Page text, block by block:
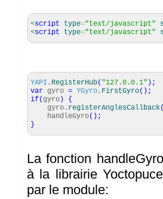
<script type="text/javascript"
<script type="text/javascript"
YAPI . RegisterHub( "127.0.0.1" ) ;
var gyro = YGyro . FirstGyro( ) ;
if( gyro )
{
gyro. registerAnglesCallback(
handleGyro( ) ;
}
La fonction
à la librairie
par le module: